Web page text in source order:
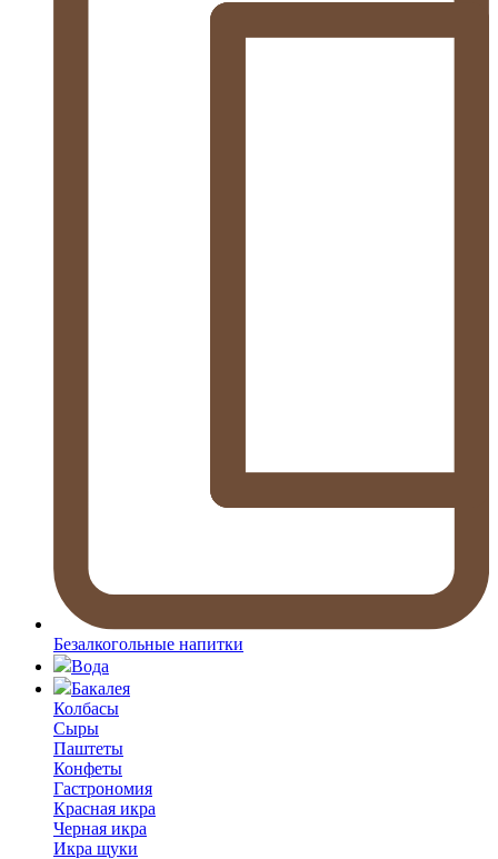
Безалкогольные напитки
Вода
Бакалея
Колбасы
Сыры
Паштеты
Конфеты
Гастрономия
Красная икра
Черная икра
Икра щуки